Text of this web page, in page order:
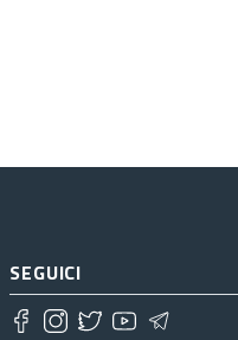
SEGUICI